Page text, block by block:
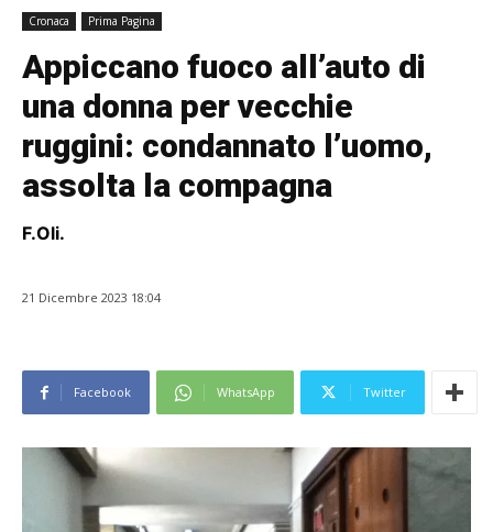
Cronaca Prima Pagina
Appiccano fuoco all’auto di
una donna per vecchie
ruggini: condannato l’uomo,
assolta la compagna
F.Oli.
21 Dicembre 2023 18:04
Facebook WhatsApp Twitter